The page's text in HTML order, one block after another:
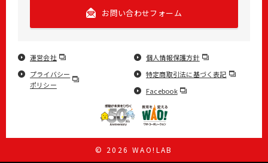
お問い合わせフォーム
運営会社
個人情報保護方針
プライバシー
ポリシー
特定商取引法に基づく表記
Facebook
© 2026 WAO!LAB